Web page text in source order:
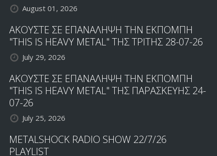
August 01, 2026
ΑΚΟΥΣΤΕ ΣΕ ΕΠΑΝΑΛΗΨΗ ΤΗΝ ΕΚΠΟΜΠΗ
"THIS IS HEAVY METAL" ΤΗΣ ΤΡΙΤΗΣ 28-07-26
July 29, 2026
ΑΚΟΥΣΤΕ ΣΕ ΕΠΑΝΑΛΗΨΗ ΤΗΝ ΕΚΠΟΜΠΗ
"THIS IS HEAVY METAL" ΤΗΣ ΠΑΡΑΣΚΕΥΗΣ 24-
07-26
July 25, 2026
METALSHOCK RADIO SHOW 22/7/26
PLAYLIST